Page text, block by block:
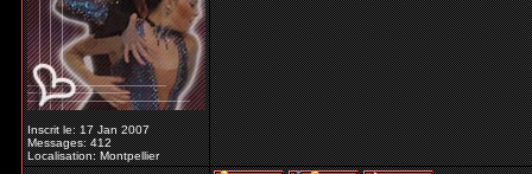
Inscrit le: 17 Jan 2007
Messages: 412
Localisation: Montpellier